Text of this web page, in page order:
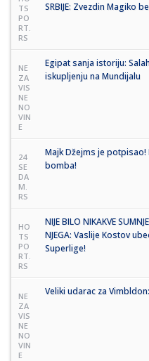
TS
PO
RT.
RS
SRBIJE: Zvezdin Magiko
NE
ZA
VIS
NE
NO
VIN
E
Egipat sanja istoriju:
iskupljenju na Mundijalu
24
SE
DA
M.
RS
Majk Džejms je
bomba!
HO
TS
PO
RT.
RS
NIJE BILO NIKAKVE
NJEGA: Vaslije Kostov
Superlige!
NE
ZA
VIS
NE
NO
VIN
E
Veliki udarac za